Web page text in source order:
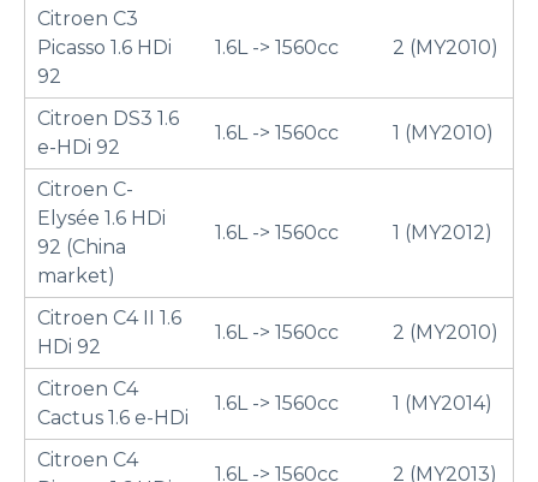
Citroen C3
Picasso 1.6 HDi
92
1.6L -> 1560cc 2 (MY2010)
Citroen DS3 1.6
e-HDi 92
1.6L -> 1560cc 1 (MY2010)
Citroen C-
Elysée 1.6 HDi
92 (China
market)
1.6L -> 1560cc 1 (MY2012)
Citroen C4 II 1.6
HDi 92
1.6L -> 1560cc 2 (MY2010)
Citroen C4
Cactus 1.6 e-HDi
1.6L -> 1560cc 1 (MY2014)
Citroen C4
1.6L -> 1560cc 2 (MY2013)